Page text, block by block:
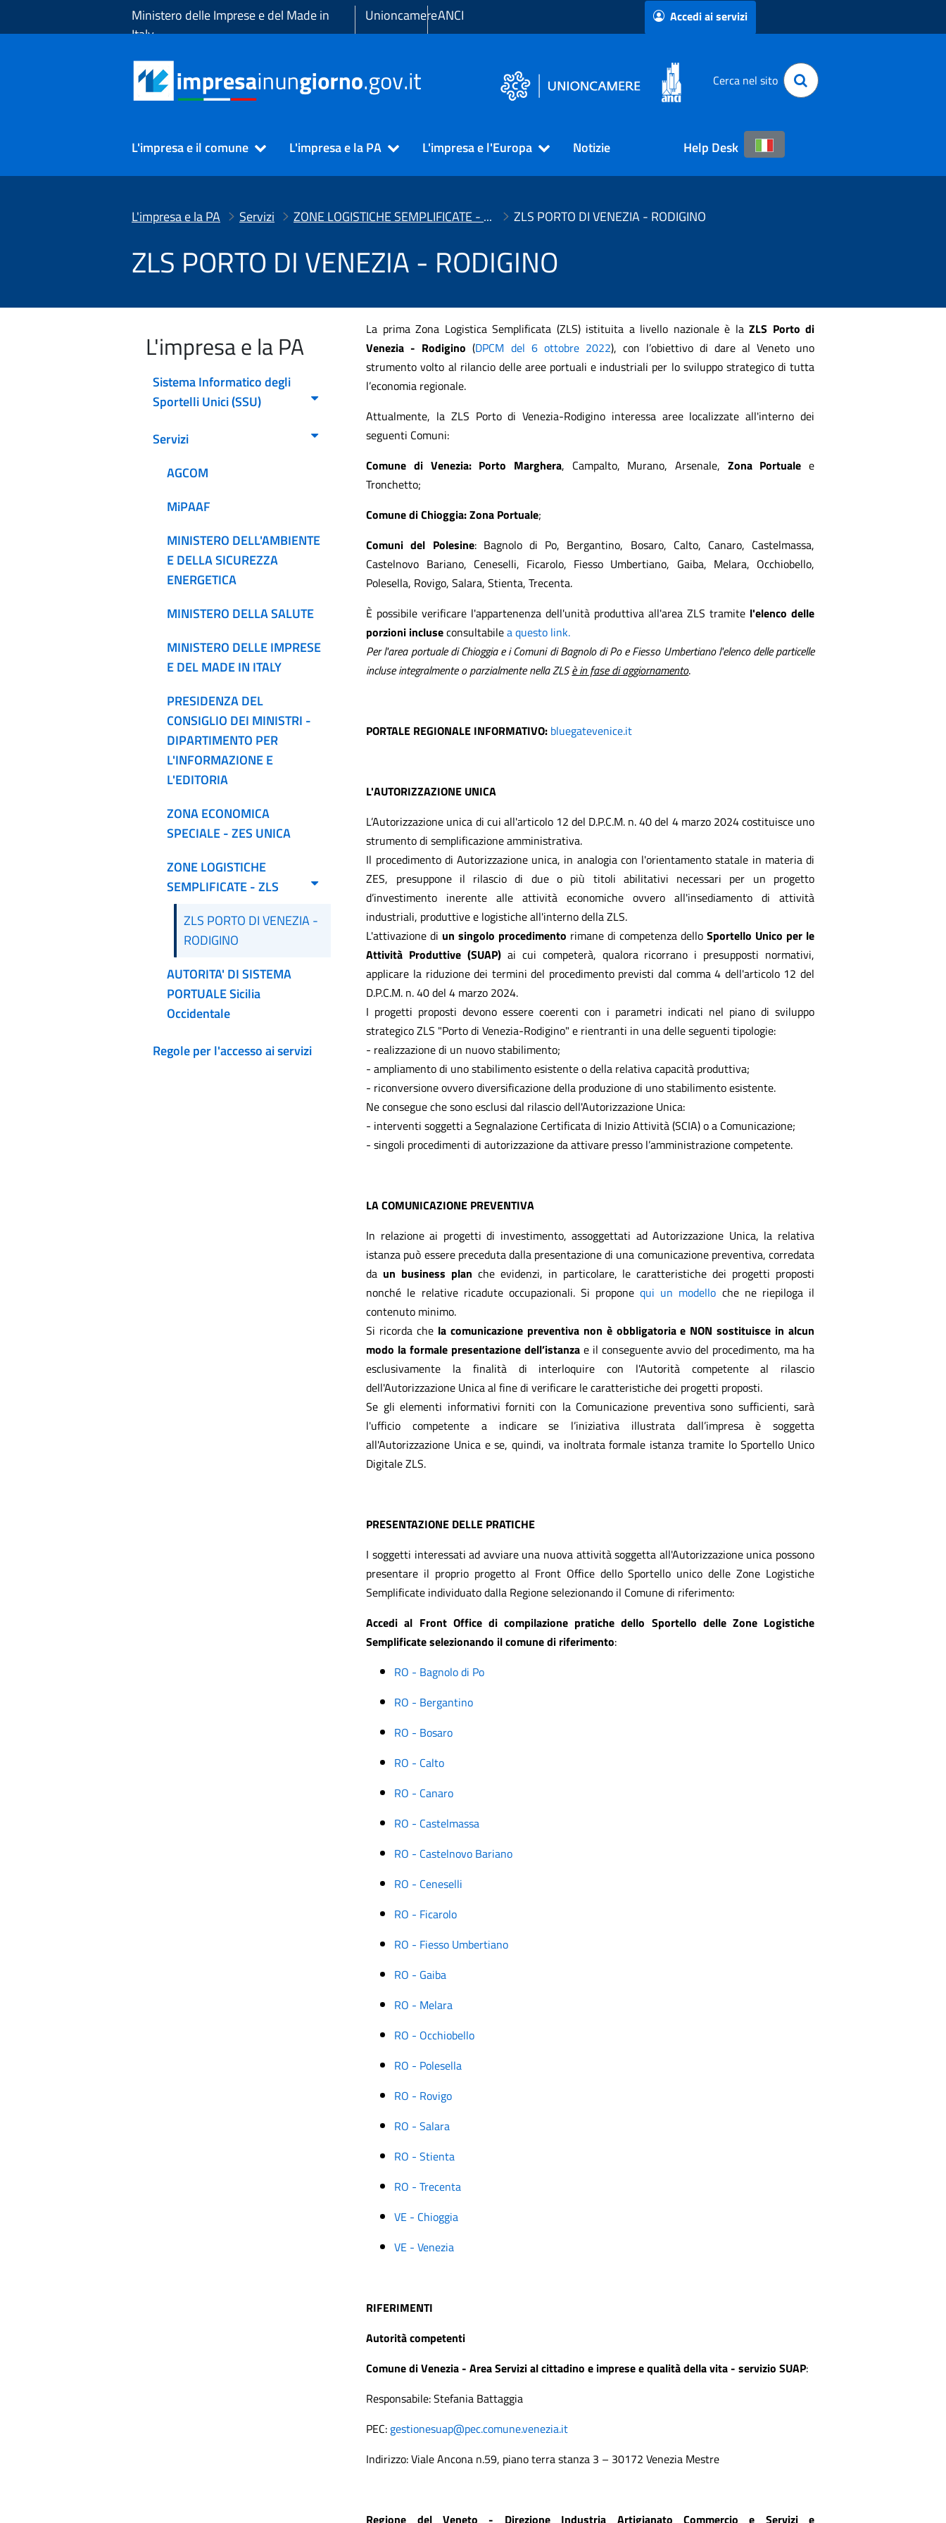
Ministero delle Imprese e del Made in
Italy
UnioncamereANCI Accedi ai servizi
Cerca nel sito
L'impresa e il comune L'impresa e la PA L'impresa e l'Europa Notizie Help Desk
L'impresa e la PA Servizi ZONE LOGISTICHE SEMPLIFICATE - ZLS ZLS PORTO DI VENEZIA - RODIGINO
ZLS PORTO DI VENEZIA - RODIGINO
L'impresa e la PA
Sistema Informatico degli
Sportelli Unici (SSU)
Servizi
AGCOM
MiPAAF
MINISTERO DELL'AMBIENTE
E DELLA SICUREZZA
ENERGETICA
MINISTERO DELLA SALUTE
MINISTERO DELLE IMPRESE
E DEL MADE IN ITALY
PRESIDENZA DEL
CONSIGLIO DEI MINISTRI -
DIPARTIMENTO PER
L'INFORMAZIONE E
L'EDITORIA
ZONA ECONOMICA
SPECIALE - ZES UNICA
ZONE LOGISTICHE
SEMPLIFICATE - ZLS
ZLS PORTO DI VENEZIA -
RODIGINO
AUTORITA' DI SISTEMA
PORTUALE Sicilia
Occidentale
Regole per l'accesso ai servizi
La prima Zona Logistica Semplificata (ZLS) istituita a livello nazionale è laZLS Porto di
Venezia - Rodigino (DPCM del 6 ottobre 2022), con l’obiettivo di dare al Veneto uno
strumento volto al rilancio delle aree portuali e industriali per lo sviluppo strategico di tutta
l’economia regionale.
Attualmente, la ZLS Porto di Venezia-Rodigino interessa aree localizzate all'interno dei
seguenti Comuni:
Comune di Venezia: Porto Marghera, Campalto, Murano, Arsenale, Zona Portuale e
Tronchetto;
Comune di Chioggia: Zona Portuale;
Comuni del Polesine: Bagnolo di Po, Bergantino, Bosaro, Calto, Canaro, Castelmassa,
Castelnovo Bariano, Ceneselli, Ficarolo, Fiesso Umbertiano, Gaiba, Melara, Occhiobello,
Polesella, Rovigo, Salara, Stienta, Trecenta.
È possibile verificare l'appartenenza dell'unità produttiva all'area ZLS tramite l'elenco delle
porzioni incluseconsultabilea questo link.
Per l'area portuale di Chioggia e i Comuni di Bagnolo di Po e Fiesso Umbertiano l'elenco delle particelle
incluse integralmente o parzialmente nella ZLSè in fase di aggiornamento.
PORTALE REGIONALE INFORMATIVO: bluegatevenice.it
L'AUTORIZZAZIONE UNICA
L’Autorizzazione unica di cui all'articolo 12 del D.P.C.M. n. 40 del 4 marzo 2024 costituisce uno
strumento di semplificazione amministrativa.
Il procedimento di Autorizzazione unica, in analogia con l'orientamento statale in materia di
ZES, presuppone il rilascio di due o più titoli abilitativi necessari per un progetto
d’investimento inerente alle attività economiche ovvero all'insediamento di attività
industriali, produttive e logistiche all'interno della ZLS.
L'attivazione diun singolo procedimento rimane di competenza delloSportello Unico per le
Attività Produttive (SUAP) ai cui competerà, qualora ricorrano i presupposti normativi,
applicare la riduzione dei termini del procedimento previsti dal comma 4 dell'articolo 12 del
D.P.C.M. n. 40 del 4 marzo 2024.
I progetti proposti devono essere coerenti con i parametri indicati nel piano di sviluppo
strategico ZLS "Porto di Venezia-Rodigino" e rientranti in una delle seguenti tipologie:
- realizzazione di un nuovo stabilimento;
- ampliamento di uno stabilimento esistente o della relativa capacità produttiva;
- riconversione ovvero diversificazione della produzione di uno stabilimento esistente.
Ne consegue che sono esclusi dal rilascio dell'Autorizzazione Unica:
- interventi soggetti a Segnalazione Certificata di Inizio Attività (SCIA) o a Comunicazione;
- singoli procedimenti di autorizzazione da attivare presso l’amministrazione competente.
LA COMUNICAZIONE PREVENTIVA
In relazione ai progetti di investimento, assoggettati ad Autorizzazione Unica, la relativa
istanza può essere preceduta dalla presentazione di una comunicazione preventiva, corredata
daun business plan che evidenzi, in particolare, le caratteristiche dei progetti proposti
nonché le relative ricadute occupazionali. Si proponequi un modello che ne riepiloga il
contenuto minimo.
Si ricorda che la comunicazione preventiva non è obbligatoria e NON sostituisce in alcun
modo la formale presentazione dell’istanzae il conseguente avvio del procedimento, ma ha
esclusivamente la finalità di interloquire con l'Autorità competente al rilascio
dell'Autorizzazione Unica al fine di verificare le caratteristiche dei progetti proposti.
Se gli elementi informativi forniti con la Comunicazione preventiva sono sufficienti, sarà
l'ufficio competente a indicare se l’iniziativa illustrata dall’impresa è soggetta
all'Autorizzazione Unica e se, quindi, va inoltrata formale istanza tramite lo Sportello Unico
Digitale ZLS.
PRESENTAZIONE DELLE PRATICHE
I soggetti interessati ad avviare una nuova attività soggetta all'Autorizzazione unica possono
presentare il proprio progetto al Front Office dello Sportello unico delle Zone Logistiche
Semplificate individuato dalla Regione selezionando il Comune di riferimento:
Accedi al Front Office di compilazione pratiche dello Sportello delle Zone Logistiche
Semplificate selezionando il comune di riferimento:
RO - Bagnolo di Po
RO - Bergantino
RO - Bosaro
RO - Calto
RO - Canaro
RO - Castelmassa
RO - Castelnovo Bariano
RO - Ceneselli
RO - Ficarolo
RO - Fiesso Umbertiano
RO - Gaiba
RO - Melara
RO - Occhiobello
RO - Polesella
RO - Rovigo
RO - Salara
RO - Stienta
RO - Trecenta
VE - Chioggia
VE - Venezia
RIFERIMENTI
Autorità competenti
Comune di Venezia - Area Servizi al cittadino e imprese e qualità della vita - servizio SUAP:
Responsabile: Stefania Battaggia
PEC: gestionesuap@pec.comune.venezia.it
Indirizzo: Viale Ancona n.59, piano terra stanza 3 – 30172 Venezia Mestre
Regione del Veneto - Direzione Industria Artigianato Commercio e Servizi e